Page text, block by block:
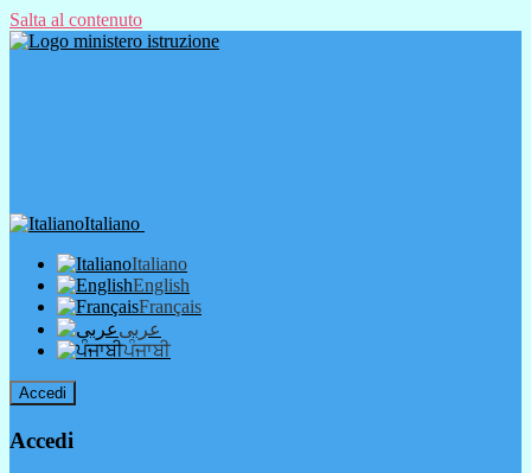
Salta al contenuto
Italiano
Italiano
English
Français
عربى
ਪੰਜਾਬੀ
Accedi
Accedi